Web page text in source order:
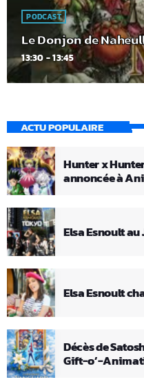
PODCAST
Le Donjon de
13:30 - 13:45
ACTU POPULAIRE
Hunter x
annoncée à
Elsa Esnoult
Elsa Esnoult
Décès de
Gift-o’-